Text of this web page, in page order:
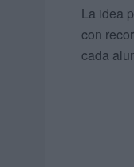
La idea
con
cada